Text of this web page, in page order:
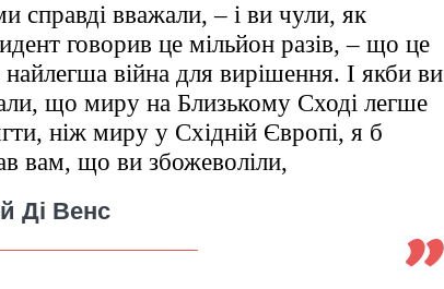
справді вважали, – і ви чули, як
говорив це мільйон разів, – що це
найлегша війна для вирішення. І якби ви
що миру на Близькому Сході легше
ніж миру у Східній Європі, я б
вам, що ви збожеволіли,
Ді Венс